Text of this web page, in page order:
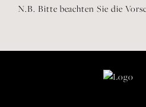
N.B. Bitte beachten Sie die